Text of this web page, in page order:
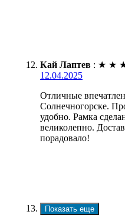
Кай Лаптев : ★ ★
12.04.2025
Отличные
Солнечногорске.
удобно. Рамка
великолепно.
порадовало!
Показать еще